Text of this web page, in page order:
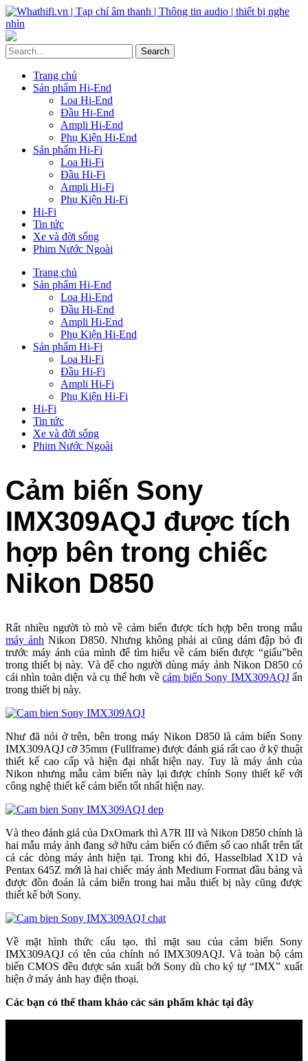
Trang chủ
Sản phẩm Hi-End
Loa Hi-End
Đầu Hi-End
Ampli Hi-End
Phụ Kiện Hi-End
Sản phẩm Hi-Fi
Loa Hi-Fi
Đầu Hi-Fi
Ampli Hi-Fi
Phụ Kiện Hi-Fi
Hi-Fi
Tin tức
Xe và đời sống
Phim Nước Ngoài
Trang chủ
Sản phẩm Hi-End
Loa Hi-End
Đầu Hi-End
Ampli Hi-End
Phụ Kiện Hi-End
Sản phẩm Hi-Fi
Loa Hi-Fi
Đầu Hi-Fi
Ampli Hi-Fi
Phụ Kiện Hi-Fi
Hi-Fi
Tin tức
Xe và đời sống
Phim Nước Ngoài
Cảm biến Sony
IMX309AQJ được tích
hợp bên trong chiếc
Nikon D850
Rất nhiều người tò mò về cảm biến được tích hợp bên trong mẫu
máy ảnh Nikon D850. Nhưng không phải ai cũng dám đập bỏ đi
trước máy ảnh của mình để tìm hiểu về cảm biến được “giấu”bên
trong thiết bị này. Và để cho người dùng máy ảnh Nikon D850 có
cái nhìn toàn diện và cụ thể hơn vềcảm biến Sony IMX309AQJẩn
trong thiết bị này.
Như đã nói ở trên, bên trong máy Nikon D850 là cảm biến Sony
IMX309AQJ cỡ 35mm (Fullframe) được đánh giá rất cao ở kỹ thuật
thiết kế cao cấp và hiện đại nhất hiện nay. Tuy là máy ảnh của
Nikon nhưng mẫu cảm biến này lại được chính Sony thiết kế với
công nghệ thiết kế cảm biến tốt nhất hiện nay.
Và theo đánh giá của DxOmark thì A7R III và Nikon D850 chính là
hai mẫu máy ảnh đang sở hữu cảm biến có điểm số cao nhất trên tất
cả các dòng máy ảnh hiện tại. Trong khi đó, Hasselblad X1D và
Pentax 645Z mới là hai chiếc máy ảnh Medium Format đầu bảng và
được đồn đoán là cảm biến trong hai mẫu thiết bị này cũng được
thiết kế bởi Sony.
Về mặt hình thức cấu tạo, thì mặt sau của cảm biến Sony
IMX309AQJ có tên của chính nó IMX309AQJ. Và toàn bộ cảm
biến CMOS đều được sản xuất bởi Sony dù cho ký tự “IMX” xuất
hiện ở máy ảnh hay điện thoại.
Các bạn có thể tham khảo các sản phẩm khác tại đây